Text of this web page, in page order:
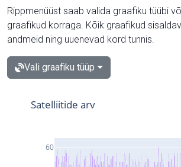
Rippmenüüst saab valida graafiku tüübi
graafikud korraga. Kõik graafikud
andmeid ning uuenevad kord tunnis.
Vali graafiku tüüp
60
Satelliitide arv